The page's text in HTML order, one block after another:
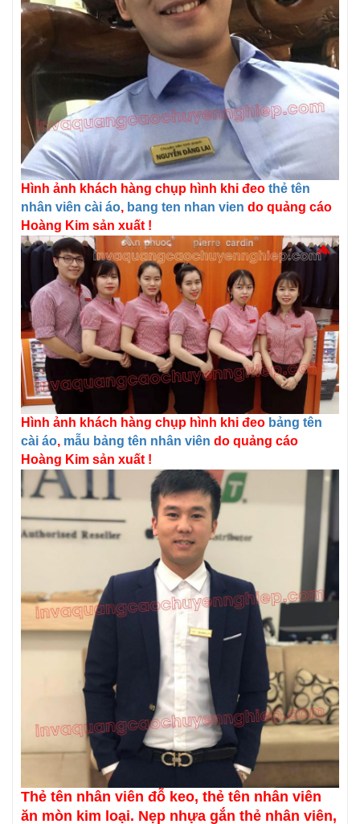
Hình ảnh khách hàng chụp hình khi đeo thẻ tên
nhân viên cài áo, bang ten nhan vien do quảng cáo
Hoàng Kim sản xuất !
Hình ảnh khách hàng chụp hình khi đeo bảng tên
cài áo, mẫu bảng tên nhân viên do quảng cáo
Hoàng Kim sản xuất !
Thẻ tên nhân viên đỗ keo, thẻ tên nhân viên
ăn mòn kim loại. Nẹp nhựa gắn thẻ nhân viên,